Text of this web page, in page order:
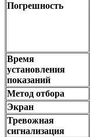
Погрешность
Время
установления
показаний
Метод отбора
Экран
Тревожная
сигнализация